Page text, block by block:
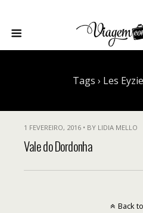
Tags › Les
1 FEVEREIRO, 2016 • BY LIDIA MELLO
Vale do Dordonha
Back